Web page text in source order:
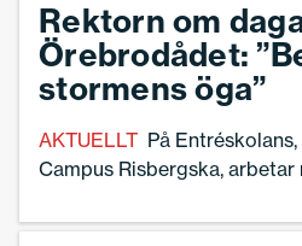
Rektorn om
Örebrodådet:
stormens öga”
AKTUELLT På
Campus Risbergska,
behöver: ”Känslofylld stund